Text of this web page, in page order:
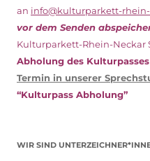
an info@kulturparkett-
vor dem Senden
Kulturparkett-Rhein-Neckar
Abholung des
Termin in unserer
“Kulturpass Abholung”
WIR SIND